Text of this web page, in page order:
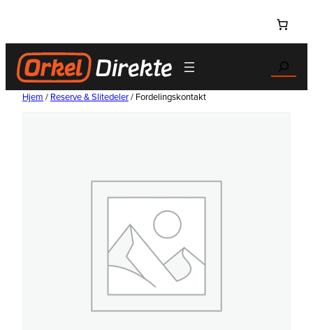
innhold
Search
Hjem / Reserve & Slitedeler/ Fordelingskontakt